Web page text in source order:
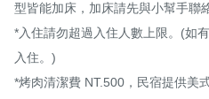
型皆能加床，加床請先與小幫手聯
*入住請勿超過入住人數上限。(如
入住。)
*烤肉清潔費 NT.500，民宿提供美